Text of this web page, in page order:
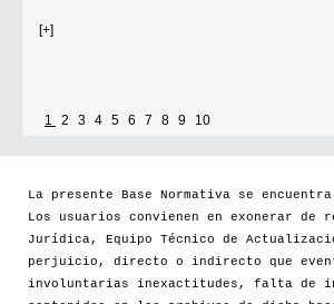
[+]
1 2 3 4 5 6 7 8 9 10
La presente Base Normativa se
Los usuarios convienen en exonerar
Jurídica, Equipo Técnico de
perjuicio, directo o indirecto que
involuntarias inexactitudes, falta de